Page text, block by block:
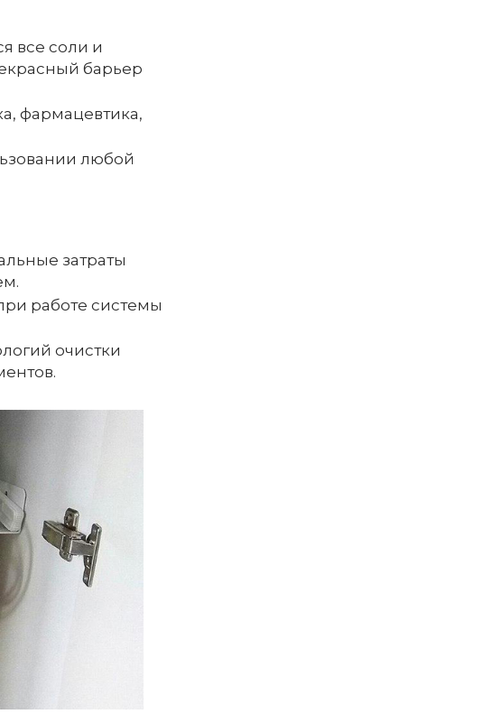
все соли и
барьер
фармацевтика,
любой
затраты
работе системы
очистки